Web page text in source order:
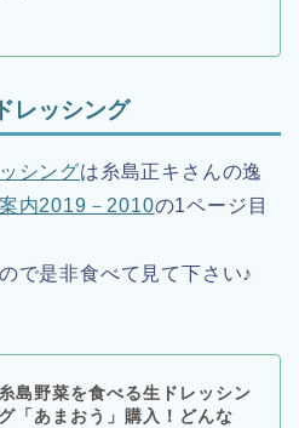
レッシング
シングは糸島正キさんの逸
内2019－2010の1ページ目
で是非食べて見て下さい♪
糸島野菜を食べる生ドレッシン
グ「あまおう」購入！どんな